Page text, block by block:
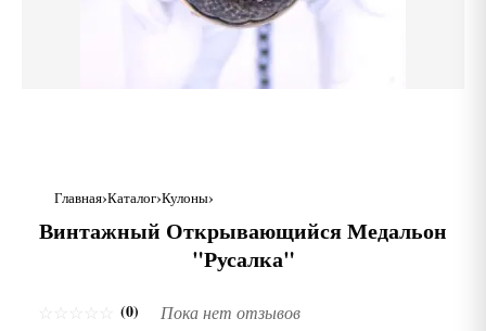
Главная Каталог Кулоны
Винтажный Открывающийся Медальон
"Русалка"
(0) Пока нет отзывов